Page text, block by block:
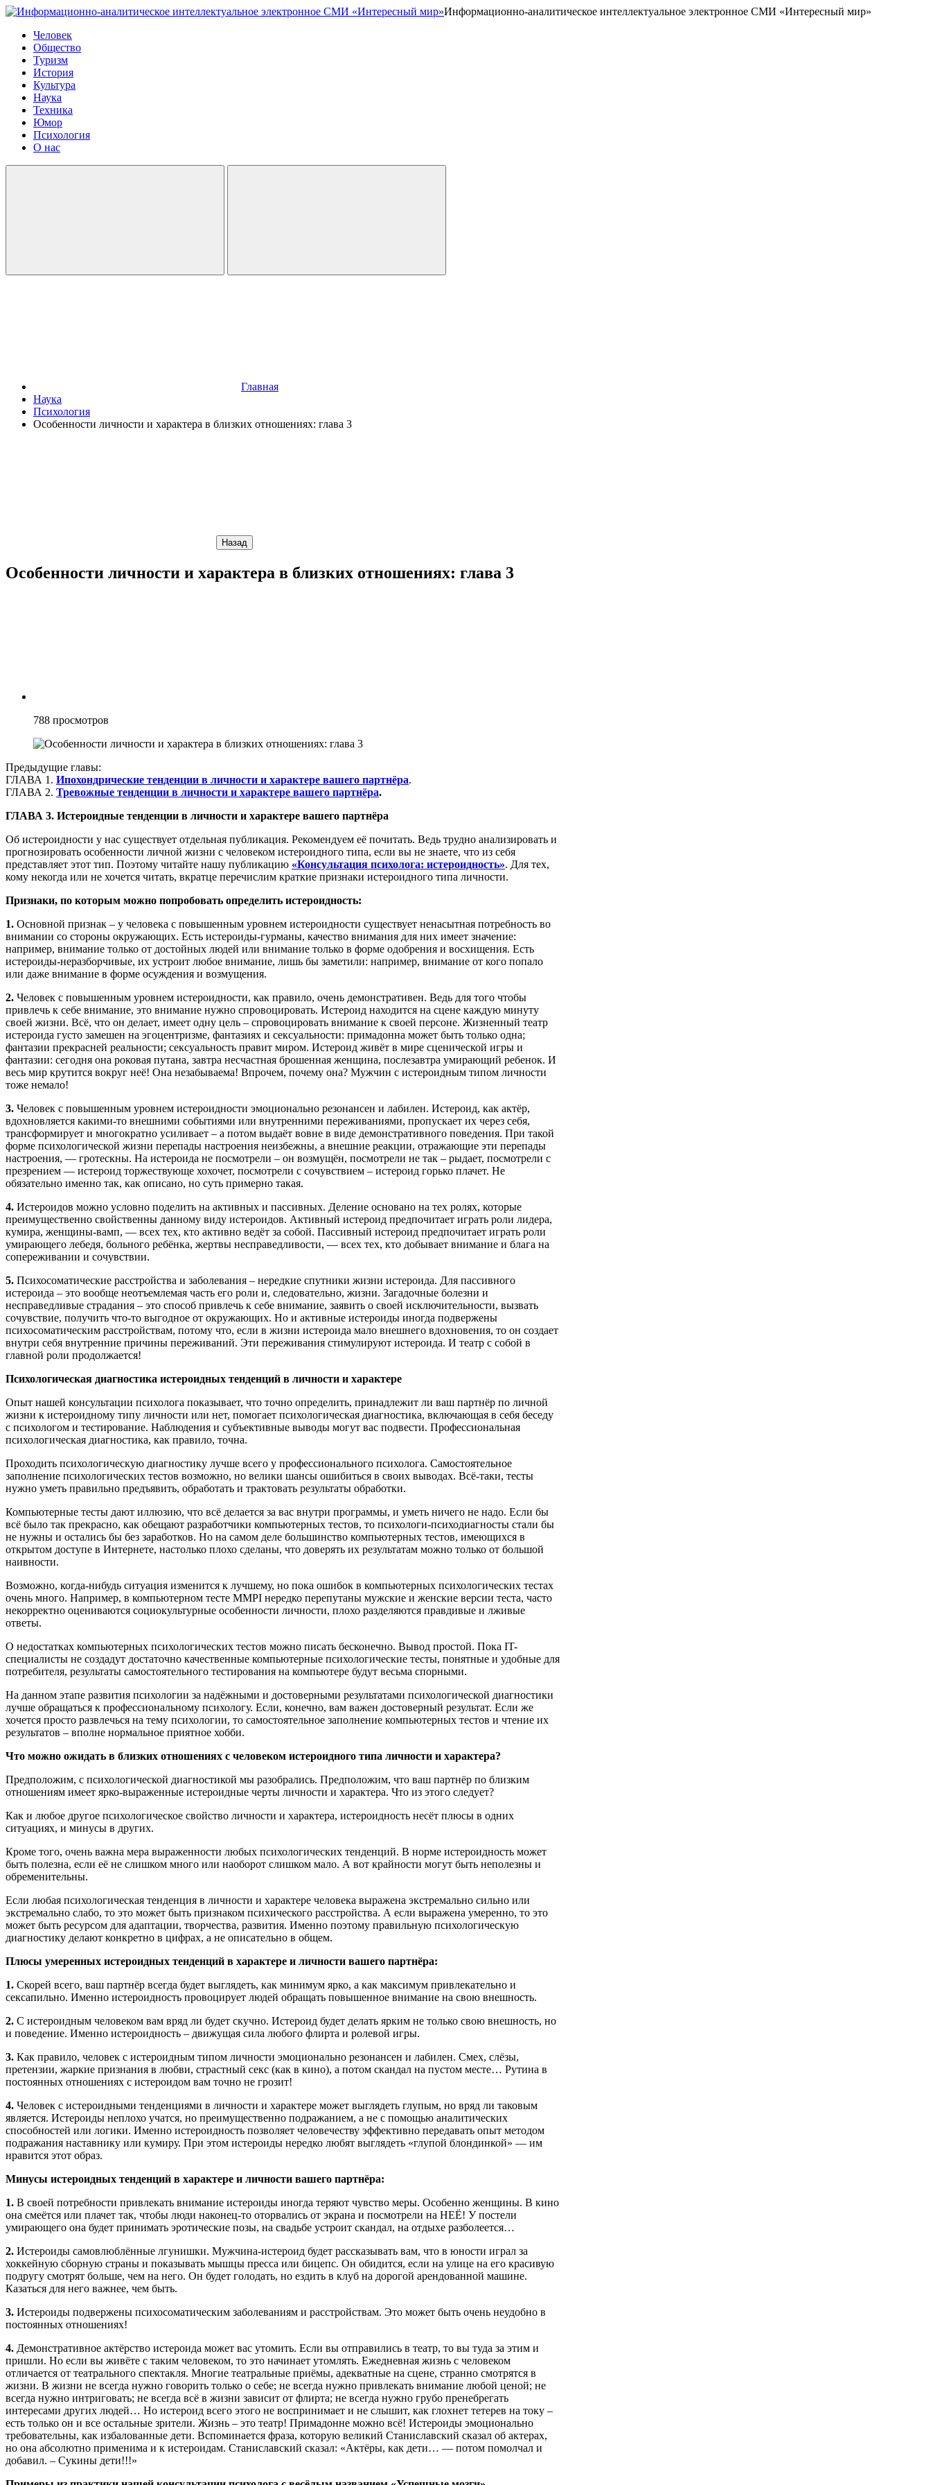
Информационно-аналитическое интеллектуальное электронное СМИ «Интересный мир»
Человек
Общество
Туризм
История
Культура
Наука
Техника
Юмор
Психология
О нас
Главная
Наука
Психология
Особенности личности и характера в близких отношениях: глава 3
Назад
Особенности личности и характера в близких отношениях: глава 3
788 просмотров
Предыдущие главы:
ГЛАВА 1. Ипохондрические тенденции в личности и характере вашего партнёра.
ГЛАВА 2. Тревожные тенденции в личности и характере вашего партнёра.
ГЛАВА 3. Истероидные тенденции в личности и характере вашего партнёра
Об истероидности у нас существует отдельная публикация. Рекомендуем её почитать. Ведь трудно анализировать и
прогнозировать особенности личной жизни с человеком истероидного типа, если вы не знаете, что из себя
представляет этот тип. Поэтому читайте нашу публикацию «Консультация психолога: истероидность». Для тех,
кому некогда или не хочется читать, вкратце перечислим краткие признаки истероидного типа личности.
Признаки, по которым можно попробовать определить истероидность:
1. Основной признак – у человека с повышенным уровнем истероидности существует ненасытная потребность во
внимании со стороны окружающих. Есть истероиды-гурманы, качество внимания для них имеет значение:
например, внимание только от достойных людей или внимание только в форме одобрения и восхищения. Есть
истероиды-неразборчивые, их устроит любое внимание, лишь бы заметили: например, внимание от кого попало
или даже внимание в форме осуждения и возмущения.
2. Человек с повышенным уровнем истероидности, как правило, очень демонстративен. Ведь для того чтобы
привлечь к себе внимание, это внимание нужно спровоцировать. Истероид находится на сцене каждую минуту
своей жизни. Всё, что он делает, имеет одну цель – спровоцировать внимание к своей персоне. Жизненный театр
истероида густо замешен на эгоцентризме, фантазиях и сексуальности: примадонна может быть только одна;
фантазии прекрасней реальности; сексуальность правит миром. Истероид живёт в мире сценической игры и
фантазии: сегодня она роковая путана, завтра несчастная брошенная женщина, послезавтра умирающий ребенок. И
весь мир крутится вокруг неё! Она незабываема! Впрочем, почему она? Мужчин с истероидным типом личности
тоже немало!
3. Человек с повышенным уровнем истероидности эмоционально резонансен и лабилен. Истероид, как актёр,
вдохновляется какими-то внешними событиями или внутренними переживаниями, пропускает их через себя,
трансформирует и многократно усиливает – а потом выдаёт вовне в виде демонстративного поведения. При такой
форме психологической жизни перепады настроения неизбежны, а внешние реакции, отражающие эти перепады
настроения, — гротескны. На истероида не посмотрели – он возмущён, посмотрели не так – рыдает, посмотрели с
презрением — истероид торжествующе хохочет, посмотрели с сочувствием – истероид горько плачет. Не
обязательно именно так, как описано, но суть примерно такая.
4. Истероидов можно условно поделить на активных и пассивных. Деление основано на тех ролях, которые
преимущественно свойственны данному виду истероидов. Активный истероид предпочитает играть роли лидера,
кумира, женщины-вамп, — всех тех, кто активно ведёт за собой. Пассивный истероид предпочитает играть роли
умирающего лебедя, больного ребёнка, жертвы несправедливости, — всех тех, кто добывает внимание и блага на
сопереживании и сочувствии.
5. Психосоматические расстройства и заболевания – нередкие спутники жизни истероида. Для пассивного
истероида – это вообще неотъемлемая часть его роли и, следовательно, жизни. Загадочные болезни и
несправедливые страдания – это способ привлечь к себе внимание, заявить о своей исключительности, вызвать
сочувствие, получить что-то выгодное от окружающих. Но и активные истероиды иногда подвержены
психосоматическим расстройствам, потому что, если в жизни истероида мало внешнего вдохновения, то он создает
внутри себя внутренние причины переживаний. Эти переживания стимулируют истероида. И театр с собой в
главной роли продолжается!
Психологическая диагностика истероидных тенденций в личности и характере
Опыт нашей консультации психолога показывает, что точно определить, принадлежит ли ваш партнёр по личной
жизни к истероидному типу личности или нет, помогает психологическая диагностика, включающая в себя беседу
с психологом и тестирование. Наблюдения и субъективные выводы могут вас подвести. Профессиональная
психологическая диагностика, как правило, точна.
Проходить психологическую диагностику лучше всего у профессионального психолога. Самостоятельное
заполнение психологических тестов возможно, но велики шансы ошибиться в своих выводах. Всё-таки, тесты
нужно уметь правильно предъявить, обработать и трактовать результаты обработки.
Компьютерные тесты дают иллюзию, что всё делается за вас внутри программы, и уметь ничего не надо. Если бы
всё было так прекрасно, как обещают разработчики компьютерных тестов, то психологи-психодиагносты стали бы
не нужны и остались бы без заработков. Но на самом деле большинство компьютерных тестов, имеющихся в
открытом доступе в Интернете, настолько плохо сделаны, что доверять их результатам можно только от большой
наивности.
Возможно, когда-нибудь ситуация изменится к лучшему, но пока ошибок в компьютерных психологических тестах
очень много. Например, в компьютерном тесте MMPI нередко перепутаны мужские и женские версии теста, часто
некорректно оцениваются социокультурные особенности личности, плохо разделяются правдивые и лживые
ответы.
О недостатках компьютерных психологических тестов можно писать бесконечно. Вывод простой. Пока IT-
специалисты не создадут достаточно качественные компьютерные психологические тесты, понятные и удобные для
потребителя, результаты самостоятельного тестирования на компьютере будут весьма спорными.
На данном этапе развития психологии за надёжными и достоверными результатами психологической диагностики
лучше обращаться к профессиональному психологу. Если, конечно, вам важен достоверный результат. Если же
хочется просто развлечься на тему психологии, то самостоятельное заполнение компьютерных тестов и чтение их
результатов – вполне нормальное приятное хобби.
Что можно ожидать в близких отношениях с человеком истероидного типа личности и характера?
Предположим, с психологической диагностикой мы разобрались. Предположим, что ваш партнёр по близким
отношениям имеет ярко-выраженные истероидные черты личности и характера. Что из этого следует?
Как и любое другое психологическое свойство личности и характера, истероидность несёт плюсы в одних
ситуациях, и минусы в других.
Кроме того, очень важна мера выраженности любых психологических тенденций. В норме истероидность может
быть полезна, если её не слишком много или наоборот слишком мало. А вот крайности могут быть неполезны и
обременительны.
Если любая психологическая тенденция в личности и характере человека выражена экстремально сильно или
экстремально слабо, то это может быть признаком психического расстройства. А если выражена умеренно, то это
может быть ресурсом для адаптации, творчества, развития. Именно поэтому правильную психологическую
диагностику делают конкретно в цифрах, а не описательно в общем.
Плюсы умеренных истероидных тенденций в характере и личности вашего партнёра:
1. Скорей всего, ваш партнёр всегда будет выглядеть, как минимум ярко, а как максимум привлекательно и
сексапильно. Именно истероидность провоцирует людей обращать повышенное внимание на свою внешность.
2. С истероидным человеком вам вряд ли будет скучно. Истероид будет делать ярким не только свою внешность, но
и поведение. Именно истероидность – движущая сила любого флирта и ролевой игры.
3. Как правило, человек с истероидным типом личности эмоционально резонансен и лабилен. Смех, слёзы,
претензии, жаркие признания в любви, страстный секс (как в кино), а потом скандал на пустом месте… Рутина в
постоянных отношениях с истероидом вам точно не грозит!
4. Человек с истероидными тенденциями в личности и характере может выглядеть глупым, но вряд ли таковым
является. Истероиды неплохо учатся, но преимущественно подражанием, а не с помощью аналитических
способностей или логики. Именно истероидность позволяет человечеству эффективно передавать опыт методом
подражания наставнику или кумиру. При этом истероиды нередко любят выглядеть «глупой блондинкой» — им
нравится этот образ.
Минусы истероидных тенденций в характере и личности вашего партнёра:
1. В своей потребности привлекать внимание истероиды иногда теряют чувство меры. Особенно женщины. В кино
она смеётся или плачет так, чтобы люди наконец-то оторвались от экрана и посмотрели на НЕЁ! У постели
умирающего она будет принимать эротические позы, на свадьбе устроит скандал, на отдыхе разболеется…
2. Истероиды самовлюблённые лгунишки. Мужчина-истероид будет рассказывать вам, что в юности играл за
хоккейную сборную страны и показывать мышцы пресса или бицепс. Он обидится, если на улице на его красивую
подругу смотрят больше, чем на него. Он будет голодать, но ездить в клуб на дорогой арендованной машине.
Казаться для него важнее, чем быть.
3. Истероиды подвержены психосоматическим заболеваниям и расстройствам. Это может быть очень неудобно в
постоянных отношениях!
4. Демонстративное актёрство истероида может вас утомить. Если вы отправились в театр, то вы туда за этим и
пришли. Но если вы живёте с таким человеком, то это начинает утомлять. Ежедневная жизнь с человеком
отличается от театрального спектакля. Многие театральные приёмы, адекватные на сцене, странно смотрятся в
жизни. В жизни не всегда нужно говорить только о себе; не всегда нужно привлекать внимание любой ценой; не
всегда нужно интриговать; не всегда всё в жизни зависит от флирта; не всегда нужно грубо пренебрегать
интересами других людей… Но истероид всего этого не воспринимает и не слышит, как глохнет тетерев на току –
есть только он и все остальные зрители. Жизнь – это театр! Примадонне можно всё! Истероиды эмоционально
требовательны, как избалованные дети. Вспоминается фраза, которую великий Станиславский сказал об актерах,
но она абсолютно применима и к истероидам. Станиславский сказал: «Актёры, как дети… — потом помолчал и
добавил. – Сукины дети!!!»